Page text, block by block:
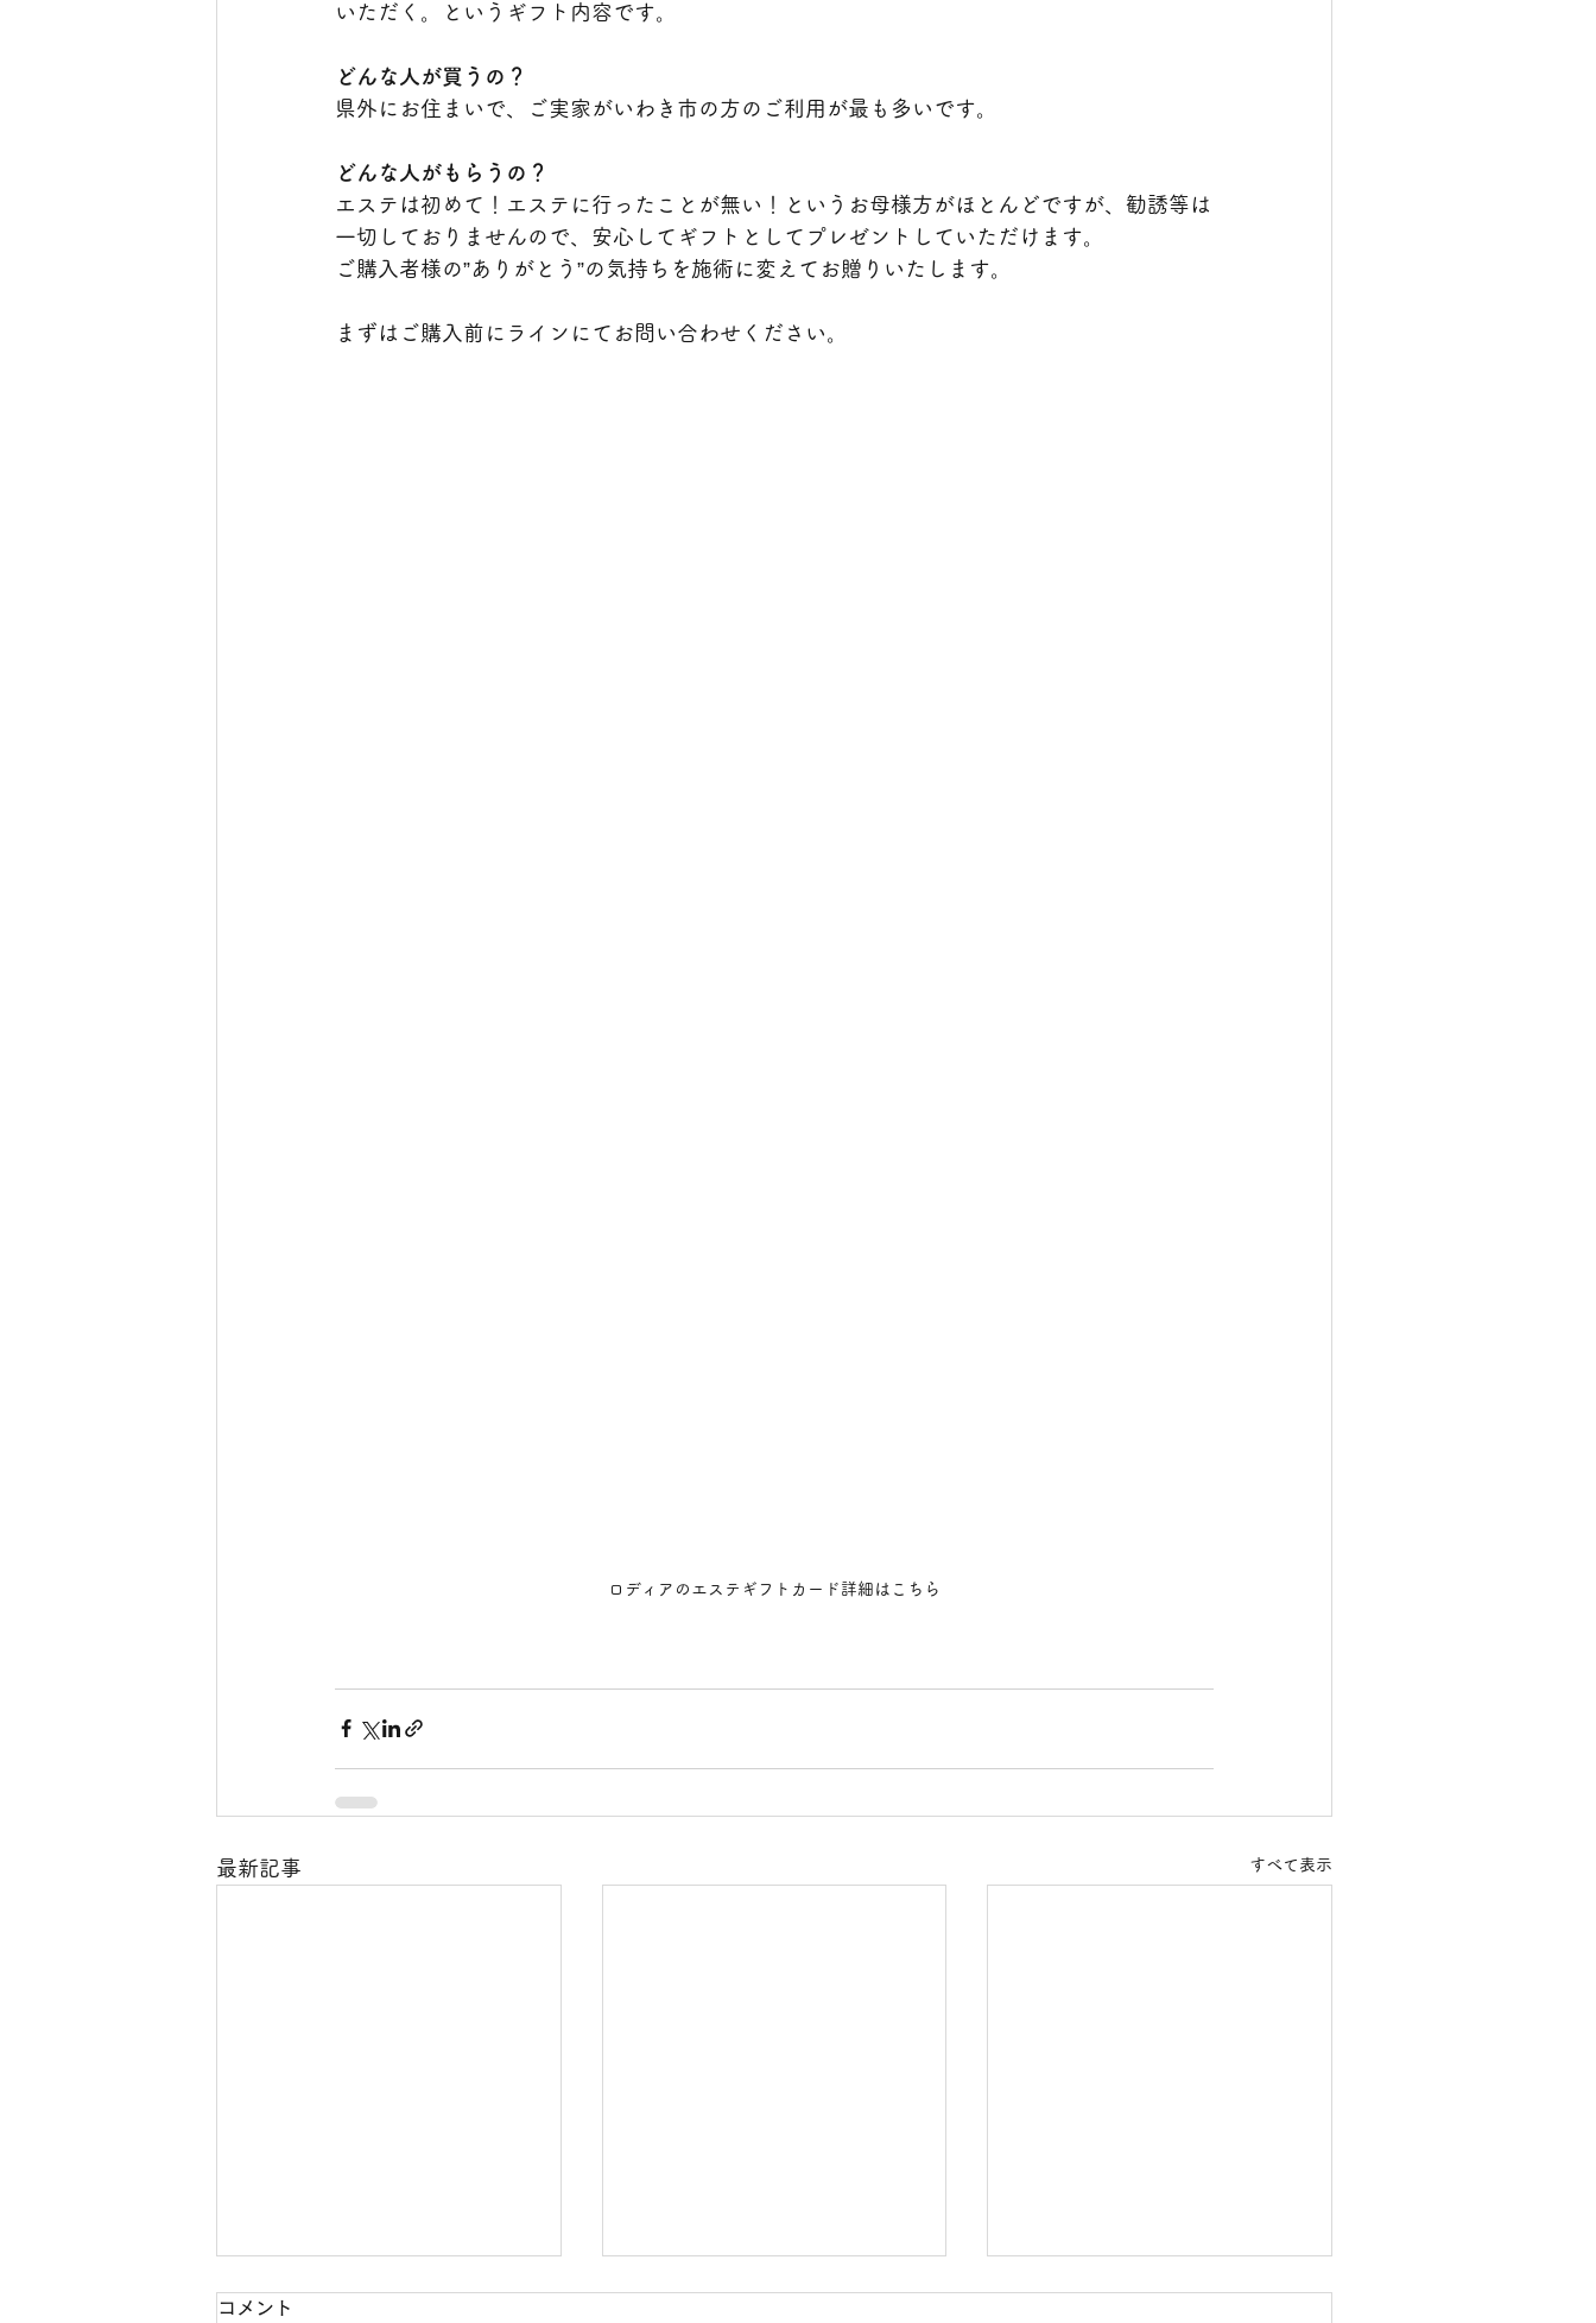
いただく。というギフト内容です。
どんな人が買うの？
県外にお住まいで、ご実家がいわき市の方のご利用が最も多いです。
どんな人がもらうの？
エステは初めて！エステに行ったことが無い！というお母様方がほとんどですが、勧誘等は
一切しておりませんので、安心してギフトとしてプレゼントしていただけます。
ご購入者様の”ありがとう”の気持ちを施術に変えてお贈りいたします。
まずはご購入前にラインにてお問い合わせください。
ロディアのエステギフトカード詳細はこちら
最新記事 すべて表示
コメント